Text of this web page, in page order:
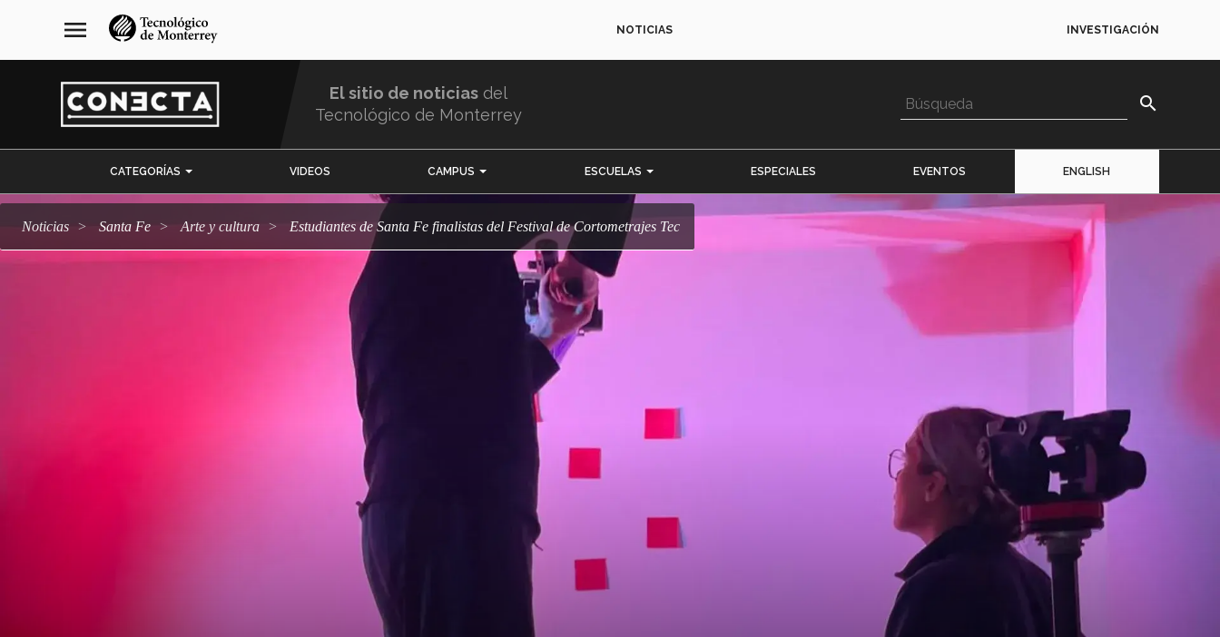
navegación
principal
menu NOTICIAS INVESTIGACIÓN
El sitio de noticias del
Tecnológico de Monterrey
search
CATEGORÍAS VIDEOS CAMPUS ESCUELAS ESPECIALES EVENTOS ENGLISH
Noticias Santa Fe arte y cultura Estudiantes de Santa Fe finalistas del Festival de Cortometrajes Tec